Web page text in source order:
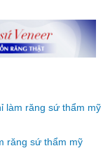
làm răng sứ thẩm mỹ
răng sứ thẩm mỹ